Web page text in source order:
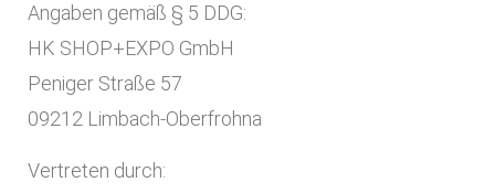
Angaben gemäß § 5 DDG:
HK SHOP+EXPO GmbH
Peniger Straße 57
09212 Limbach-Oberfrohna
Vertreten durch: